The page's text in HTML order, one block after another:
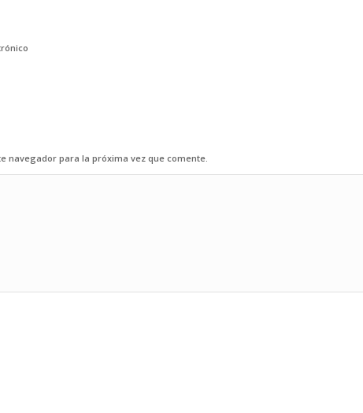
navegador para la próxima vez que comente.